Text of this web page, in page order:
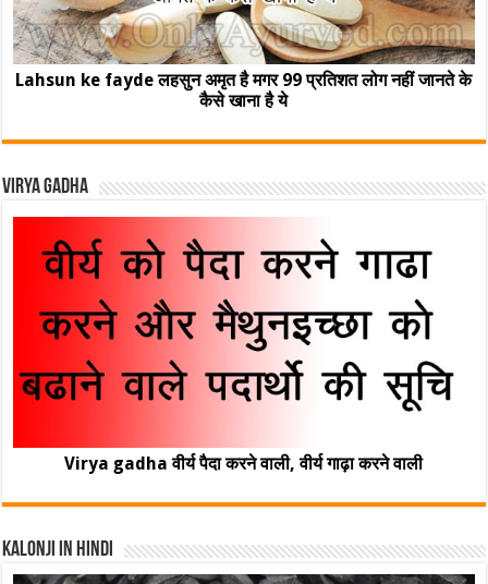
Lahsun ke fayde लहसुन अमृत है मगर 99 प्रतिशत लोग नहीं जानते के
कैसे खाना है ये
Virya Gadha
Virya gadha वीर्य पैदा करने वाली, वीर्य गाढ़ा करने वाली
Kalonji In Hindi